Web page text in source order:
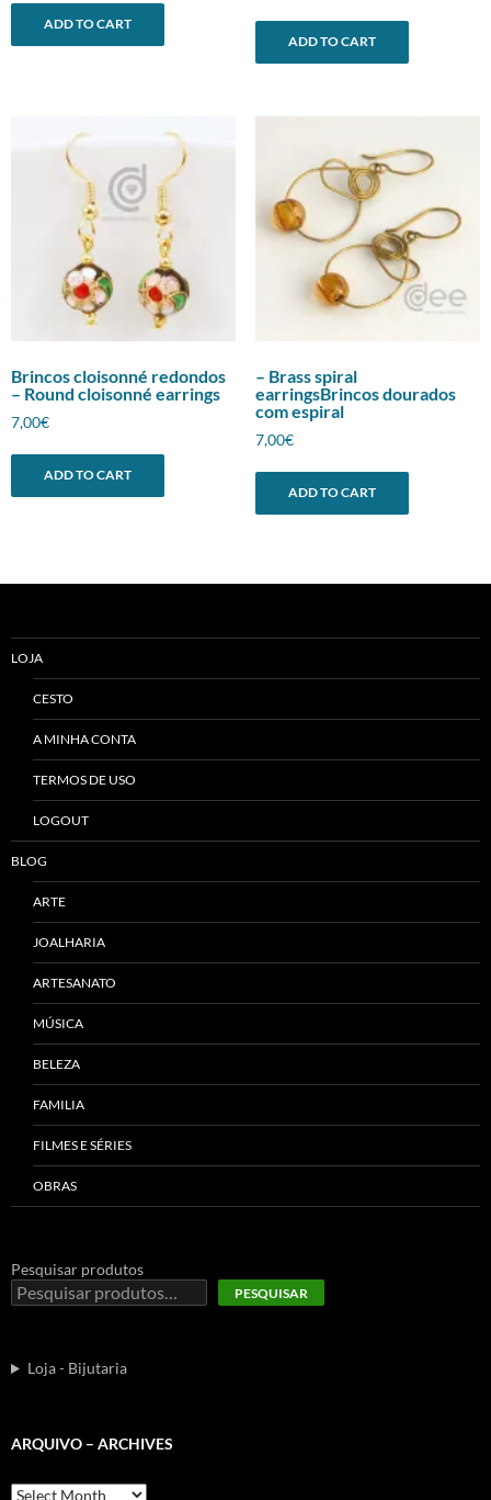
ADD TO CART
ADD TO CART
Brincos cloisonné redondos
– Round cloisonné earrings
7,00€
ADD TO CART
– Brass spiral
earringsBrincos dourados
com espiral
7,00€
ADD TO CART
LOJA
CESTO
A MINHA CONTA
TERMOS DE USO
LOGOUT
BLOG
ARTE
JOALHARIA
ARTESANATO
MÚSICA
BELEZA
FAMILIA
FILMES E SÉRIES
OBRAS
Pesquisar produtos
PESQUISAR
Loja - Bijutaria
ARQUIVO – ARCHIVES
Arquivo